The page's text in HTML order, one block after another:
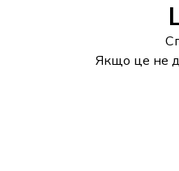
Якщо це не